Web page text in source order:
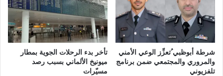
شرطة أبوظبي ُتعزِّز الوعي الأمني
والمروري والمجتمعي ضمن برنامج
تلفزيوني
تأخر بدء الرحلات الجوية بمطار
ميونيخ الألماني بسبب رصد
مسيّرات